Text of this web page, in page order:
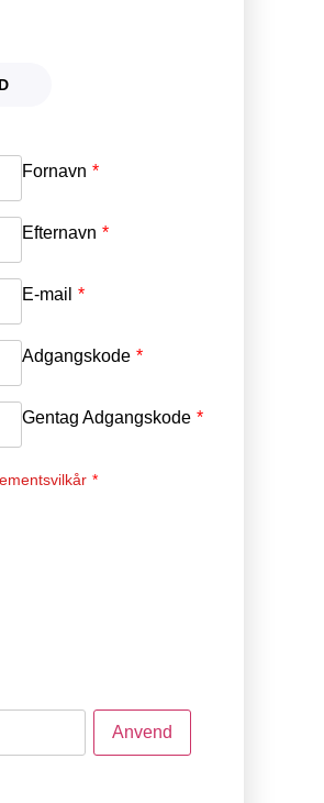
Fornavn *
Efternavn *
E-mail *
Adgangskode *
Gentag Adgangskode *
*
E-mail
Adgangskode